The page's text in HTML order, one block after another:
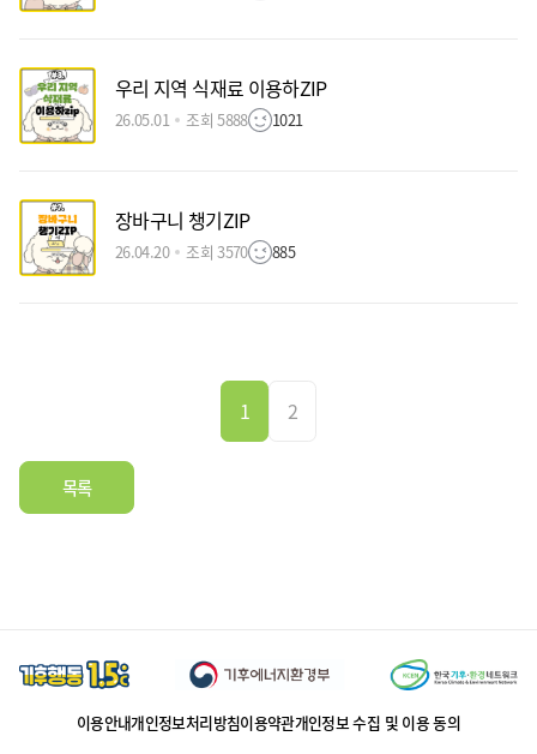
우리 지역 식재료 이용하ZIP
26.05.01 조회 5888 1021
장바구니 챙기ZIP
26.04.20 조회 3570 885
1 2
목록
이용안내개인정보처리방침이용약관개인정보 수집 및 이용 동의